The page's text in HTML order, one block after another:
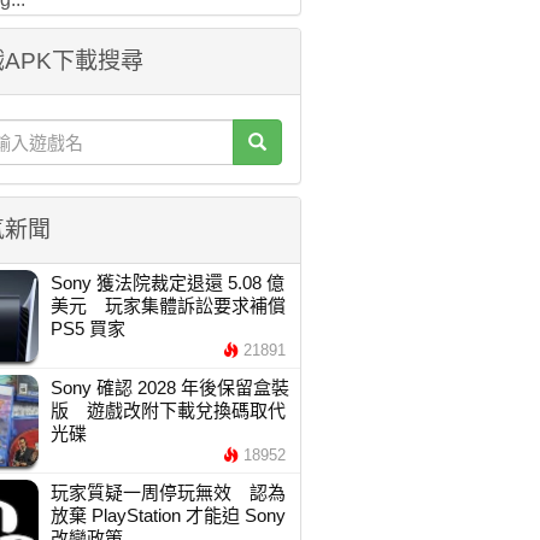
下載搜尋
聞
Sony 獲法院裁定退還 5.08 億
美元 玩家集體訴訟要求補償
PS5 買家
21891
Sony 確認 2028 年後保留盒裝
版 遊戲改附下載兌換碼取代
光碟
18952
玩家質疑一周停玩無效 認為
放棄 PlayStation 才能迫 Sony